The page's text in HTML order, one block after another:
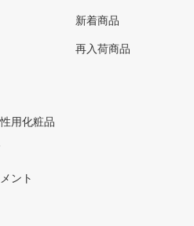
用化粧品
ント
新着商品
再入荷商品